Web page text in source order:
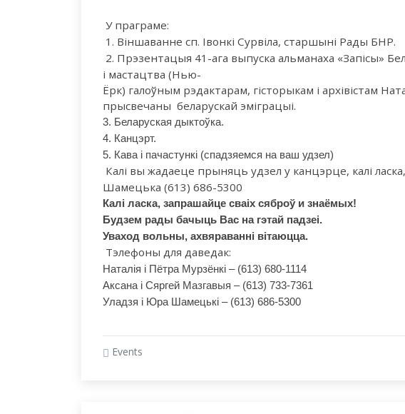
У праграме:
1. Віншаванне сп. Івонкі Сурвіла, старшыні Рады БНР.
2. Прэзентацыя 41-ага выпуска альманаха «Запісы»
і мастацтва (Нью-
Ёрк) галоўным рэдактарам, гісторыкам і архівістам
прысвечаны беларускай эміграцыі.
3. Беларуская дыктоўка.
4. Канцэрт.
5. Кава і пачастункі (спадзяемся на ваш удзел)
Калі вы жадаеце прыняць удзел у канцэрце, калі
Шамецька (613) 686-5300
Калі ласка, запрашайце сваіх сяброў и знаёмых!
Будзем рады бачыць Вас на гэтай падзеі.
Уваход вольны, ахвяраванні вітаюцца.
Тэлефоны для даведак:
Наталія і Пётра Мурзёнкі – (613) 680-1114
Аксана i Сяргей Мазгавыя – (613) 733-7361
Уладзя і Юра Шамецькі – (613) 686-5300
Events